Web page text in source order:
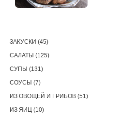
ЗАКУСКИ (45)
САЛАТЫ (125)
СУПЫ (131)
СОУСЫ (7)
ИЗ ОВОЩЕЙ И ГРИБОВ (51)
ИЗ ЯИЦ (10)